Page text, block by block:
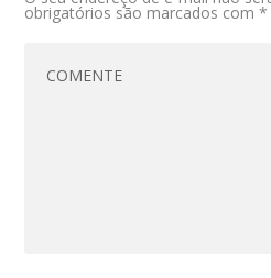
obrigatórios são marcados com*